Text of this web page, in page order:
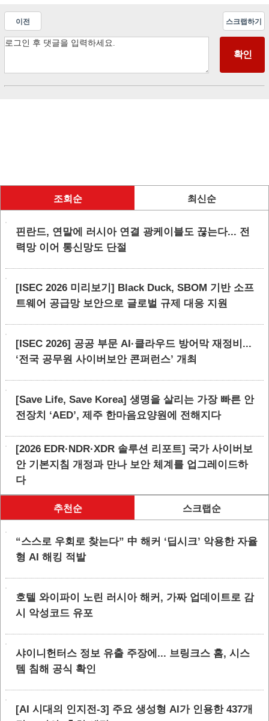
이전 스크랩하기
조회순 최신순
핀란드, 연말에 러시아 연결 광케이블도 끊는다... 전
력망 이어 통신망도 단절
[ISEC 2026 미리보기] Black Duck, SBOM 기반 소프
트웨어 공급망 보안으로 글로벌 규제 대응 지원
[ISEC 2026] 공공 부문 AI·클라우드 방어막 재정비...
‘전국 공무원 사이버보안 콘퍼런스’ 개최
[Save Life, Save Korea] 생명을 살리는 가장 빠른 안
전장치 ‘AED’, 제주 한마음요양원에 전해지다
[2026 EDR·NDR·XDR 솔루션 리포트] 국가 사이버보
안 기본지침 개정과 만나 보안 체계를 업그레이드하
다
추천순 스크랩순
“스스로 우회로 찾는다” 中 해커 ‘딥시크’ 악용한 자율
형 AI 해킹 적발
호텔 와이파이 노린 러시아 해커, 가짜 업데이트로 감
시 악성코드 유포
샤이니헌터스 정보 유출 주장에... 브링크스 홈, 시스
템 침해 공식 확인
[AI 시대의 인지전-3] 주요 생성형 AI가 인용한 437개